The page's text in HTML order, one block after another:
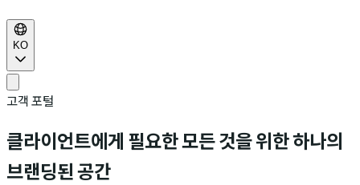
KO
고객 포털
클라이언트에게 필요한 모든 것을 위한 하나의
브랜딩된 공간